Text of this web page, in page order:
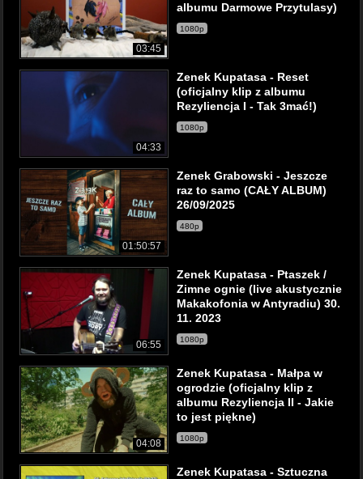
03:45
albumu Darmowe Przytulasy)
1080p
04:33
Zenek Kupatasa - Reset
(oficjalny klip z albumu
Rezyliencja I - Tak 3mać!)
1080p
01:50:57
Zenek Grabowski - Jeszcze
raz to samo (CAŁY ALBUM)
26/09/2025
480p
06:55
Zenek Kupatasa - Ptaszek /
Zimne ognie (live akustycznie
Makakofonia w Antyradiu) 30.
11. 2023
1080p
04:08
Zenek Kupatasa - Małpa w
ogrodzie (oficjalny klip z
albumu Rezyliencja II - Jakie
to jest piękne)
1080p
Zenek Kupatasa - Sztuczna